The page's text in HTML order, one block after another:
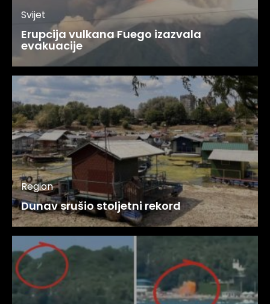
Svijet
Erupcija vulkana Fuego izazvala
evakuacije
Region
Dunav srušio stoljetni rekord